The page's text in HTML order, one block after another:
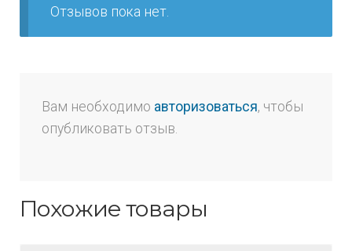
Отзывов пока нет.
Вам необходимо авторизоваться, чтобы
опубликовать отзыв.
Похожие товары